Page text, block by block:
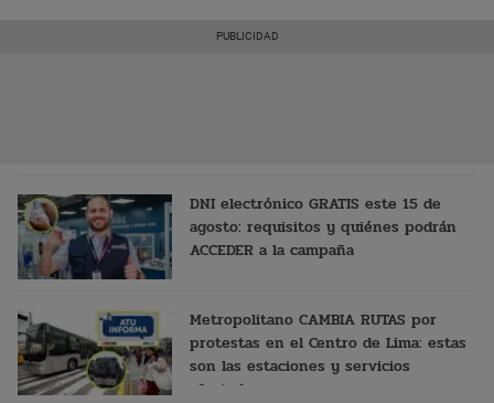
DNI electrónico GRATIS este 15 de
agosto: requisitos y quiénes podrán
ACCEDER a la campaña
Metropolitano CAMBIA RUTAS por
protestas en el Centro de Lima: estas
son las estaciones y servicios
afectados